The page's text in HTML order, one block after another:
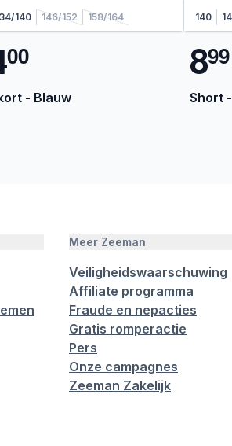
140 146/152 158/164
00
- Blauw
140
899
Short
Meer Zeeman
Veiligheidswaarschuwing
Affiliate programma
Fraude en nepacties
Gratis romperactie
Pers
Onze campagnes
Zeeman Zakelijk